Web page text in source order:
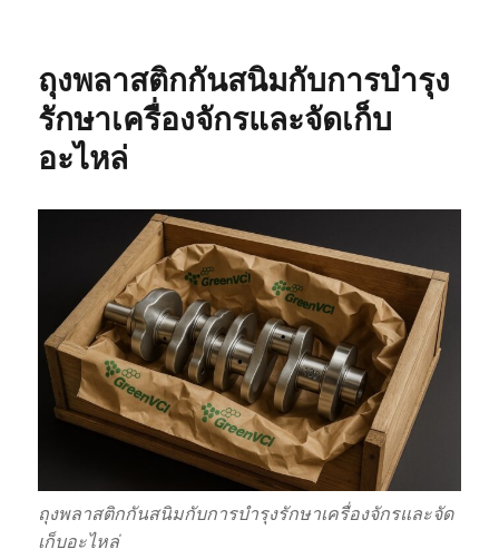
ถุงพลาสติกกันสนิมกับการบำรุง
รักษาเครื่องจักรและจัดเก็บ
อะไหล่
ถุงพลาสติกกันสนิมกับการบำรุงรักษาเครื่องจักรและจัด
เก็บอะไหล่